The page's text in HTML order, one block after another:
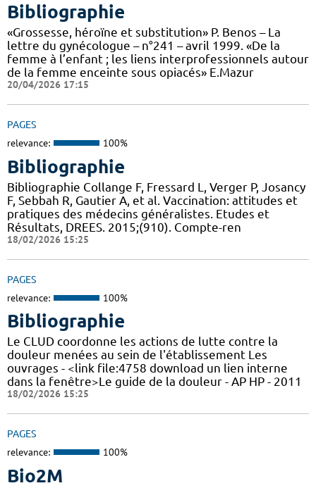
Bibliographie
«Grossesse, héroïne et substitution» P. Benos – La
lettre du gynécologue – n°241 – avril 1999. «De la
femme à l’enfant ; les liens interprofessionnels autour
de la femme enceinte sous opiacés» E.Mazur
20/04/2026 17:15
PAGES
relevance: 100%
Bibliographie
Bibliographie Collange F, Fressard L, Verger P, Josancy
F, Sebbah R, Gautier A, et al. Vaccination: attitudes et
pratiques des médecins généralistes. Etudes et
Résultats, DREES. 2015;(910). Compte-ren
18/02/2026 15:25
PAGES
relevance: 100%
Bibliographie
Le CLUD coordonne les actions de lutte contre la
douleur menées au sein de l'établissement Les
ouvrages - <link file:4758 download un lien interne
dans la fenêtre>Le guide de la douleur - AP HP - 2011
18/02/2026 15:25
PAGES
relevance: 100%
Bio2M